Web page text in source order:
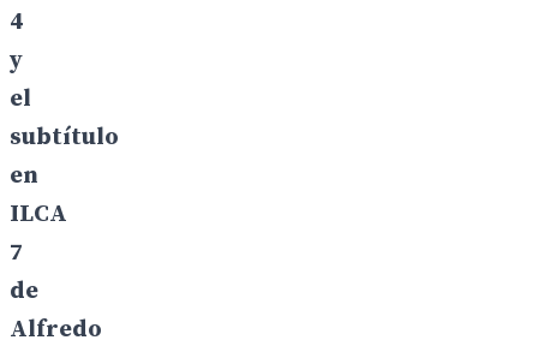
4
y
el
subtítulo
en
ILCA
7
de
Alfredo